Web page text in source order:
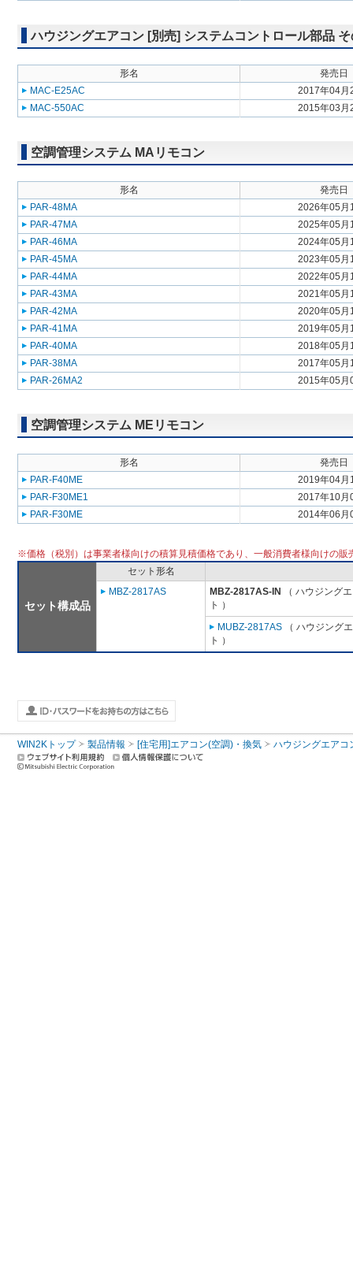
ハウジングエアコン [別売] システムコントロール部品
形名
発売日
MAC-E25AC
2017年04月
MAC-550AC
2015年03月
空調管理システム MAリモコン
形名
発売日
PAR-48MA
2026年05月
PAR-47MA
2025年05月
PAR-46MA
2024年05月
PAR-45MA
2023年05月
PAR-44MA
2022年05月
PAR-43MA
2021年05月
PAR-42MA
2020年05月
PAR-41MA
2019年05月
PAR-40MA
2018年05月
PAR-38MA
2017年05月
PAR-26MA2
2015年05月
空調管理システム MEリモコン
形名
発売日
PAR-F40ME
2019年04月
PAR-F30ME1
2017年10月
PAR-F30ME
2014年06月
※価格（税別）は事業者様向けの積算見積価格であり、一般消費者様向けの販
セット構成品
セット形名
MBZ-2817AS
MBZ-2817AS-IN
（ ハウジング
ト ）
MUBZ-2817AS （ ハウジング
ト ）
WIN2Kトップ 製品情報 [住宅用]エアコン(空調)・換気 ハウジングエアコ